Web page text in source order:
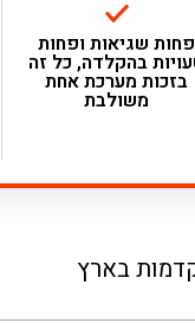
פחות שגיאות ופחות
בהקלדה, כל זה
בזכות מערכת אחת
משולבת
בארץ